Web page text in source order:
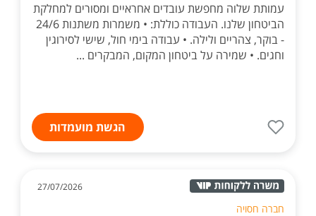
עמותת שלוה מחפשת עובדים אחראיים ומסורים למחלקת
הביטחון שלנו. העבודה כוללת: • משמרות משתנות 24/6
- בוקר, צהריים ולילה. • עבודה בימי חול, שישי לסירוגין
וחגים. • שמירה על ביטחון המקום, המבקרים ...
הגשת מועמדות
27/07/2026
חברה חסויה